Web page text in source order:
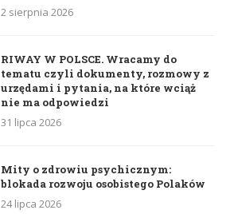
2 sierpnia 2026
RIWAY W POLSCE. Wracamy do
tematu czyli dokumenty, rozmowy z
urzędami i pytania, na które wciąż
nie ma odpowiedzi
31 lipca 2026
Mity o zdrowiu psychicznym:
blokada rozwoju osobistego Polaków
24 lipca 2026